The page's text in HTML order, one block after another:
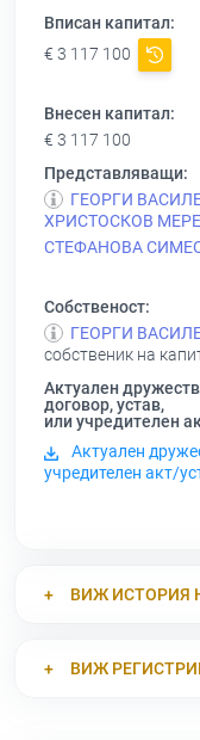
Вписан капитал:
€ 3 117 100
Внесен капитал:
€ 3 117 100
Представляващи:
ГЕОРГИ
ХРИСТОСКОВ
СТЕФАНОВА
Собственост:
ГЕОРГИ
собственик на
Актуален
договор, устав,
или учредителен
Актуален
учредителен акт/
ВИЖ ИСТОРИЯ
ВИЖ